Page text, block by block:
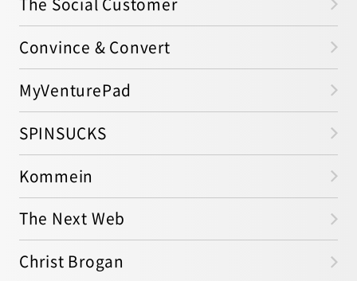
Convince & Convert
MyVenturePad
SPINSUCKS
Kommein
The Next Web
Christ Brogan